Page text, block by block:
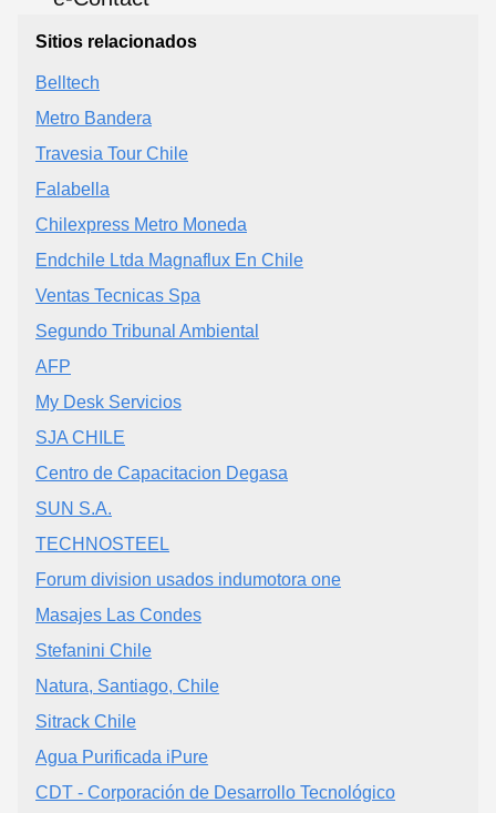
Sitios relacionados
Belltech
Metro Bandera
Travesia Tour Chile
Falabella
Chilexpress Metro Moneda
Endchile Ltda Magnaflux En Chile
Ventas Tecnicas Spa
Segundo Tribunal Ambiental
AFP
My Desk Servicios
SJA CHILE
Centro de Capacitacion Degasa
SUN S.A.
TECHNOSTEEL
Forum division usados indumotora one
Masajes Las Condes
Stefanini Chile
Natura, Santiago, Chile
Sitrack Chile
Agua Purificada iPure
CDT - Corporación de Desarrollo Tecnológico